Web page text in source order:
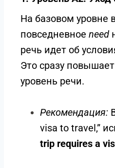
На базовом уровне
повседневное need
речь идет об
Это сразу
уровень речи.
Рекомендация:
visa to travel,”
trip requires a